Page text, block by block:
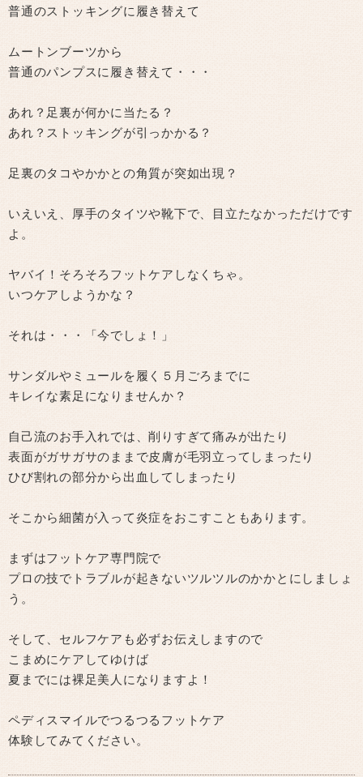
普通のストッキングに履き替えて
ムートンブーツから
普通のパンプスに履き替えて・・・
あれ？足裏が何かに当たる？
あれ？ストッキングが引っかかる？
足裏のタコやかかとの角質が突如出現？
いえいえ、厚手のタイツや靴下で、目立たなかっただけです
よ。
ヤバイ！そろそろフットケアしなくちゃ。
いつケアしようかな？
それは・・・「今でしょ！」
サンダルやミュールを履く５月ごろまでに
キレイな素足になりませんか？
自己流のお手入れでは、削りすぎて痛みが出たり
表面がガサガサのままで皮膚が毛羽立ってしまったり
ひび割れの部分から出血してしまったり
そこから細菌が入って炎症をおこすこともあります。
まずはフットケア専門院で
プロの技でトラブルが起きないツルツルのかかとにしましょ
う。
そして、セルフケアも必ずお伝えしますので
こまめにケアしてゆけば
夏までには裸足美人になりますよ！
ペディスマイルでつるつるフットケア
体験してみてください。